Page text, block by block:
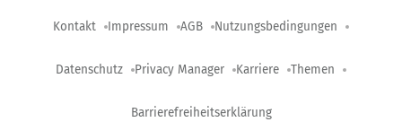
Kontakt Impressum AGB Nutzungsbedingungen
Datenschutz Privacy Manager Karriere Themen
Barrierefreiheitserklärung